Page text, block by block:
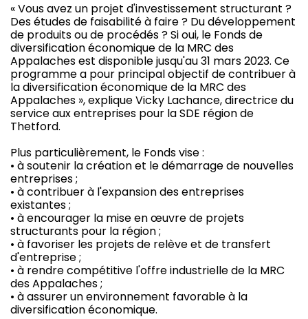
« Vous avez un projet d'investissement structurant ?
Des études de faisabilité à faire ? Du développement
de produits ou de procédés ? Si oui, le Fonds de
diversification économique de la MRC des
Appalaches est disponible jusqu'au 31 mars 2023. Ce
programme a pour principal objectif de contribuer à
la diversification économique de la MRC des
Appalaches », explique Vicky Lachance, directrice du
service aux entreprises pour la SDE région de
Thetford.
Plus particulièrement, le Fonds vise :
• à soutenir la création et le démarrage de nouvelles
entreprises ;
• à contribuer à l'expansion des entreprises
existantes ;
• à encourager la mise en œuvre de projets
structurants pour la région ;
• à favoriser les projets de relève et de transfert
d'entreprise ;
• à rendre compétitive l'offre industrielle de la MRC
des Appalaches ;
• à assurer un environnement favorable à la
diversification économique.